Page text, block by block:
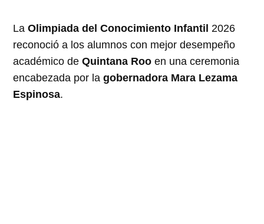
LaOlimpiada del Conocimiento Infantil 2026
reconoció a los alumnos con mejor desempeño
académico deQuintana Roo en una ceremonia
encabezada por lagobernadora Mara Lezama
Espinosa.